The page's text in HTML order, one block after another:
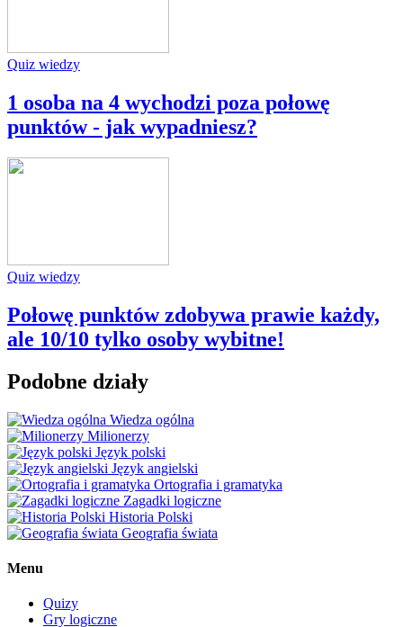
Quiz wiedzy
1 osoba na 4 wychodzi poza połowę
punktów - jak wypadniesz?
Quiz wiedzy
Połowę punktów zdobywa prawie każdy,
ale 10/10 tylko osoby wybitne!
Podobne działy
Wiedza ogólna
Milionerzy
Język polski
Język angielski
Ortografia i gramatyka
Zagadki logiczne
Historia Polski
Geografia świata
Menu
Quizy
Gry logiczne